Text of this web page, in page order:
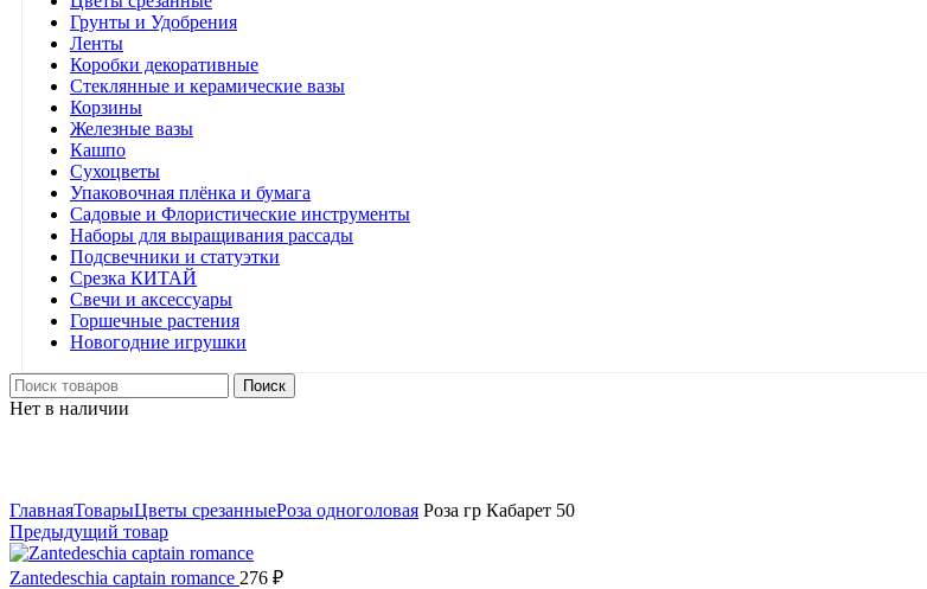
Грунты и Удобрения
Ленты
Коробки декоративные
Стеклянные и керамические вазы
Корзины
Железные вазы
Кашпо
Сухоцветы
Упаковочная плёнка и бумага
Садовые и Флористические инструменты
Наборы для выращивания рассады
Подсвечники и статуэтки
Срезка КИТАЙ
Свечи и аксессуары
Горшечные растения
Новогодние игрушки
Поиск
Нет в наличии
ГлавнаяТоварыЦветы срезанныеРоза одноголовая Роза гр Кабарет 50
Предыдущий товар
Zantedeschia captain romance 276 ₽